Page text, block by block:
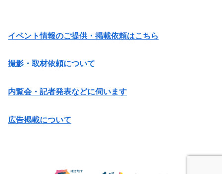
イベント情報のご提供・掲載依頼はこちら
撮影・取材依頼について
内覧会・記者発表などに伺います
広告掲載について